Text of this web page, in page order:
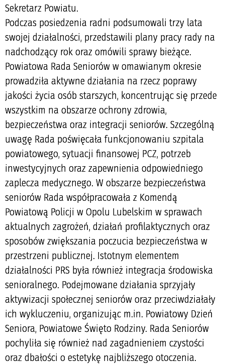
Sekretarz Powiatu.
Podczas posiedzenia radni podsumowali trzy lata
swojej działalności, przedstawili plany pracy rady na
nadchodzący rok oraz omówili sprawy bieżące.
Powiatowa Rada Seniorów w omawianym okresie
prowadziła aktywne działania na rzecz poprawy
jakości życia osób starszych, koncentrując się przede
wszystkim na obszarze ochrony zdrowia,
bezpieczeństwa oraz integracji seniorów. Szczególną
uwagę Rada poświęcała funkcjonowaniu szpitala
powiatowego, sytuacji finansowej PCZ, potrzeb
inwestycyjnych oraz zapewnienia odpowiedniego
zaplecza medycznego. W obszarze bezpieczeństwa
seniorów Rada współpracowała z Komendą
Powiatową Policji w Opolu Lubelskim w sprawach
aktualnych zagrożeń, działań profilaktycznych oraz
sposobów zwiększania poczucia bezpieczeństwa w
przestrzeni publicznej. Istotnym elementem
działalności PRS była również integracja środowiska
senioralnego. Podejmowane działania sprzyjały
aktywizacji społecznej seniorów oraz przeciwdziałały
ich wykluczeniu, organizując m.in. Powiatowy Dzień
Seniora, Powiatowe Święto Rodziny. Rada Seniorów
pochyliła się również nad zagadnieniem czystości
oraz dbałości o estetykę najbliższego otoczenia.